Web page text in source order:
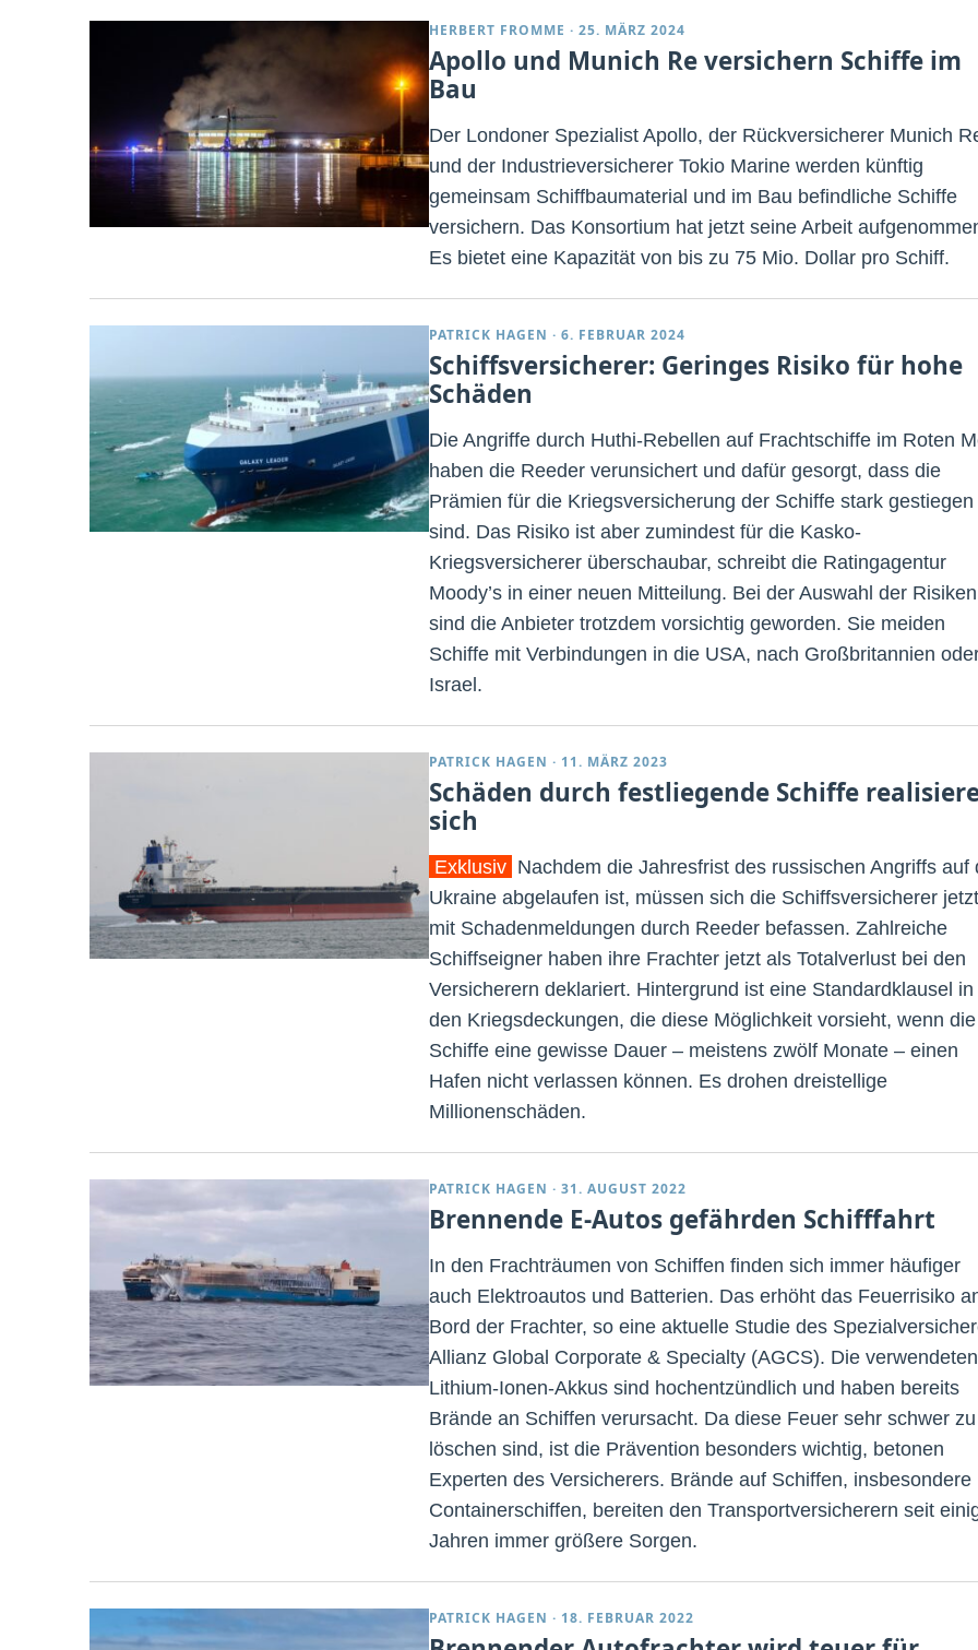
HERBERT FROMME · 25. MÄRZ 2024
Apollo und Munich Re versichern Schiffe im
Bau
Der Londoner Spezialist Apollo, der Rückversicherer Munich
und der Industrieversicherer Tokio Marine werden künftig
gemeinsam Schiffbaumaterial und im Bau befindliche Schiffe
versichern. Das Konsortium hat jetzt seine Arbeit
Es bietet eine Kapazität von bis zu 75 Mio. Dollar pro Schiff.
PATRICK HAGEN · 6. FEBRUAR 2024
Schiffsversicherer: Geringes Risiko für hohe
Schäden
Die Angriffe durch Huthi-Rebellen auf Frachtschiffe im Roten
haben die Reeder verunsichert und dafür gesorgt, dass die
Prämien für die Kriegsversicherung der Schiffe stark gestiegen
sind. Das Risiko ist aber zumindest für die Kasko-
Kriegsversicherer überschaubar, schreibt die Ratingagentur
Moody’s in einer neuen Mitteilung. Bei der Auswahl der Risiken
sind die Anbieter trotzdem vorsichtig geworden. Sie meiden
Schiffe mit Verbindungen in die USA, nach Großbritannien
Israel.
PATRICK HAGEN · 11. MÄRZ 2023
Schäden durch festliegende Schiffe
sich
Exklusiv Nachdem die Jahresfrist des russischen Angriffs auf
Ukraine abgelaufen ist, müssen sich die Schiffsversicherer jetzt
mit Schadenmeldungen durch Reeder befassen. Zahlreiche
Schiffseigner haben ihre Frachter jetzt als Totalverlust bei den
Versicherern deklariert. Hintergrund ist eine Standardklausel in
den Kriegsdeckungen, die diese Möglichkeit vorsieht, wenn die
Schiffe eine gewisse Dauer – meistens zwölf Monate – einen
Hafen nicht verlassen können. Es drohen dreistellige
Millionenschäden.
PATRICK HAGEN · 31. AUGUST 2022
Brennende E-Autos gefährden Schifffahrt
In den Frachträumen von Schiffen finden sich immer häufiger
auch Elektroautos und Batterien. Das erhöht das Feuerrisiko
Bord der Frachter, so eine aktuelle Studie des
Allianz Global Corporate & Specialty (AGCS). Die verwendeten
Lithium-Ionen-Akkus sind hochentzündlich und haben bereits
Brände an Schiffen verursacht. Da diese Feuer sehr schwer zu
löschen sind, ist die Prävention besonders wichtig, betonen
Experten des Versicherers. Brände auf Schiffen, insbesondere
Containerschiffen, bereiten den Transportversicherern seit
Jahren immer größere Sorgen.
PATRICK HAGEN · 18. FEBRUAR 2022